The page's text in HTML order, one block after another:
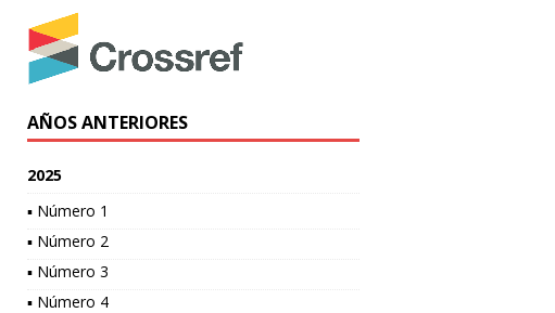
AÑOS ANTERIORES
2025
▪ Número 1
▪ Número 2
▪ Número 3
▪ Número 4